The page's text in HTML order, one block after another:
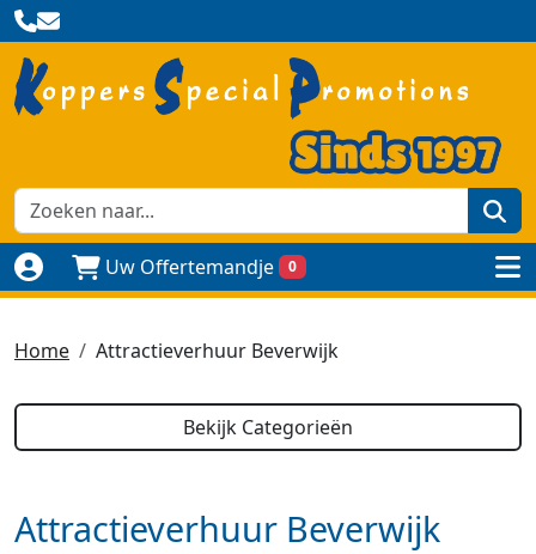
Naar login paginaUw Offertemandje 0
Home Attractieverhuur Beverwijk
Bekijk Categorieën
Attractieverhuur Beverwijk